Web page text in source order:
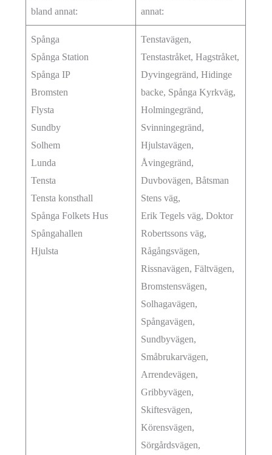
bland annat:
annat:
Spånga
Spånga Station
Spånga IP
Bromsten
Flysta
Sundby
Solhem
Lunda
Tensta
Tensta konsthall
Spånga Folkets Hus
Spångahallen
Hjulsta
Tenstavägen,
Tenstastråket, Hagstråket,
Dyvingegränd, Hidinge
backe, Spånga Kyrkväg,
Holmingegränd,
Svinningegränd,
Hjulstavägen,
Åvingegränd,
Duvbovägen, Båtsman
Stens väg,
Erik Tegels väg, Doktor
Robertssons väg,
Rågångsvägen,
Rissnavägen, Fältvägen,
Bromstensvägen,
Solhagavägen,
Spångavägen,
Sundbyvägen,
Småbrukarvägen,
Arrendevägen,
Gribbyvägen,
Skiftesvägen,
Körensvägen,
Sörgårdsvägen,